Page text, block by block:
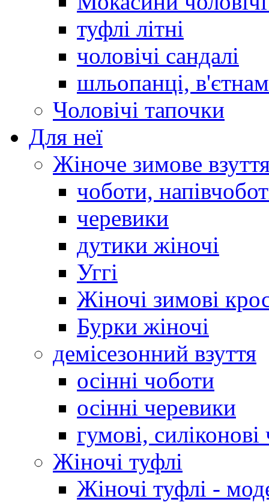
туфлі літні
чоловічі сандалі
шльопанці,
Чоловічі тапочки
Для неї
Жіноче зимове
чоботи,
черевики
дутики жіночі
Уггі
Жіночі зимові
Бурки жіночі
демісезонний взуття
осінні чоботи
осінні черевики
гумові,
Жіночі туфлі
Жіночі туфлі -